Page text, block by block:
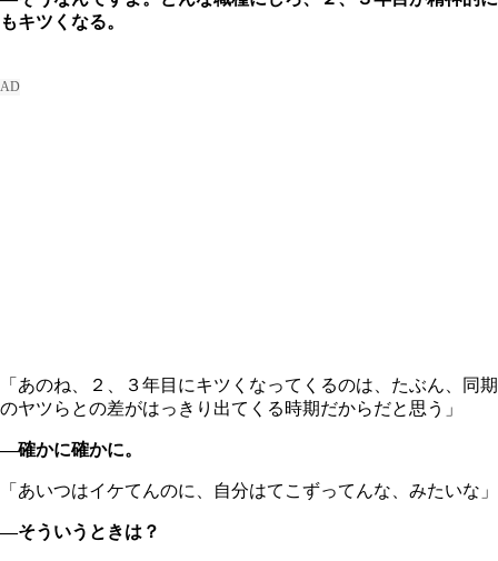
もキツくなる。
「あのね、２、３年目にキツくなってくるのは、たぶん、同期
のヤツらとの差がはっきり出てくる時期だからだと思う」
―確かに確かに。
「あいつはイケてんのに、自分はてこずってんな、みたいな」
―そういうときは？